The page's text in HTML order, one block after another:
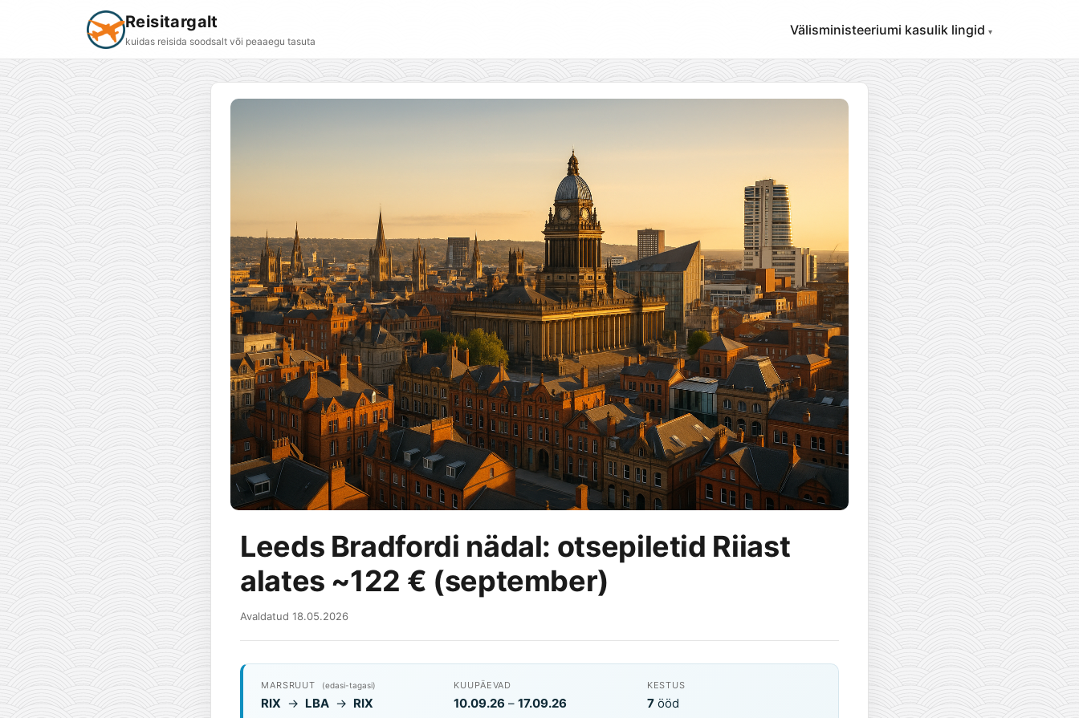
Reisitargalt
kuidas reisida soodsalt või peaaegu tasuta
Välisministeeriumi kasulik lingid
Leeds Bradfordi nädal: otsepiletid Riiast
alates ~122 € (september)
Avaldatud 18.05.2026
MARSRUUT (edasi-tagasi)
RIX → LBA → RIX
KUUPÄEVAD
10.09.26 –17.09.26
KESTUS
7ööd